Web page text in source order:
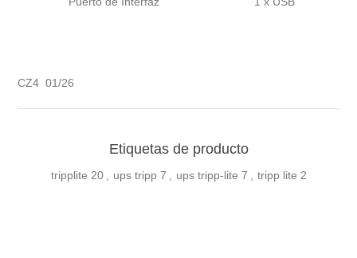
CZ4 01/26
Etiquetas de producto
tripplite 20 , ups tripp 7 , ups tripp-lite 7 , tripp lite 2